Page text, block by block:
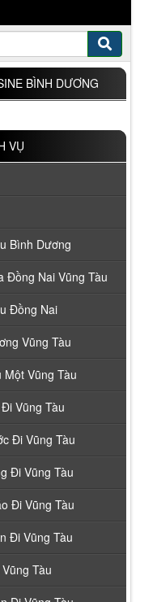
BÌNH DƯƠNG
VỤ
Bình Dương
Đồng Nai Vũng Tàu
Đồng Nai
Vũng Tàu
Vũng Tàu
Vũng Tàu
Đi Vũng Tàu
Đi Vũng Tàu
Đi Vũng Tàu
Đi Vũng Tàu
Tàu